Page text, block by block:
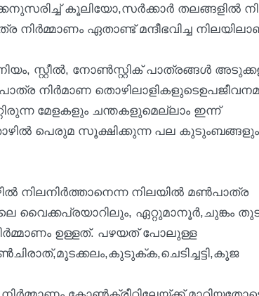
കൂലിയോ,സർക്കാർ തലങ്ങളിൽ
ഏതാണ്ട് മന്ദീഭവിച്ച
സ്റ്റീൽ, നോൺസ്റ്റിക് പാത്രങ്ങൾ
നിർമാണ
മേളകളും ചന്തകളുമെല്ലാം ഇന്ന്
പെരുമ സൂക്ഷിക്കുന്ന പല കുടുംബങ്ങളും
നിലനിർത്താനെന്ന നിലയിൽ മൺപാത്ര
വൈക്കപ്രയാറിലും, ഏറ്റുമാനൂർ,ചുങ്കം
ഉള്ളത്. പഴയത് പോലുള്ള
ക,ചെടിച്ചട്ടി,കൂജ